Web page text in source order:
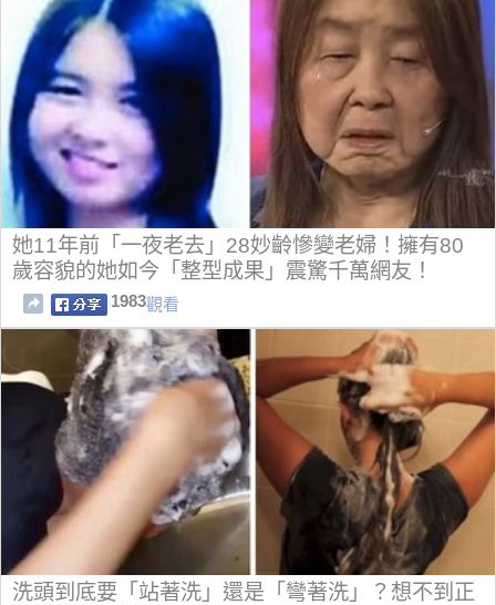
她11年前「一夜老去」28妙齡慘變老婦！擁有80
歲容貌的她如今「整型成果」震驚千萬網友！
1983觀看
洗頭到底要「站著洗」還是「彎著洗」？想不到正